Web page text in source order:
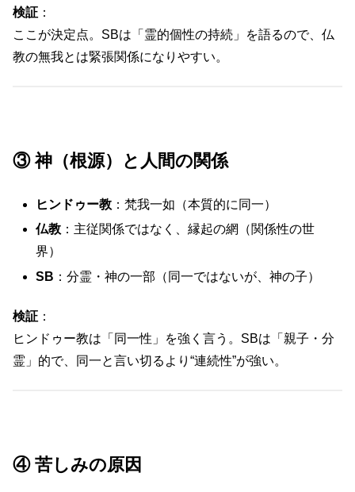
検証 ：
ここが決定点。SBは「霊的個性の持続」を語るので、仏
教の無我とは緊張関係になりやすい。
③ 神（根源）と人間の関係
ヒンドゥー教 ：梵我一如（本質的に同一）
仏教 ：主従関係ではなく、縁起の網（関係性の世
界）
SB ：分霊・神の一部（同一ではないが、神の子）
検証 ：
ヒンドゥー教は「同一性」を強く言う。SBは「親子・分
霊」的で、同一と言い切るより“連続性”が強い。
④ 苦しみの原因